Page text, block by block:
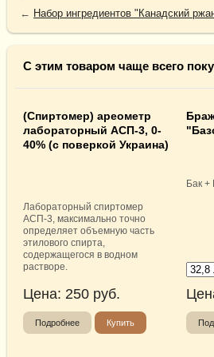
← Набор ингредиентов "Канадский
С этим товаром чаще всего
(Спиртомер) ареометр
лабораторный АСП-3, 0-
40% (с поверкой Украина)
Лабораторный спиртомер
АСП-3, максимально точно
определяет объемную часть
этилового спирта,
содержащегося в водном
растворе.
Цена: 250 руб.
Подробнее Купить
Бак +